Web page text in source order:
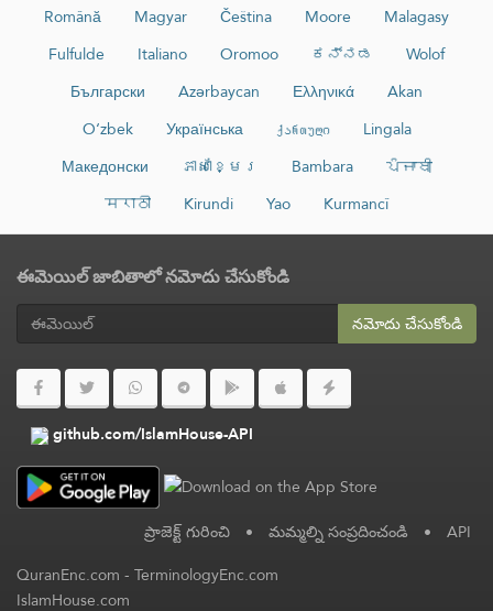
Română
Magyar Čeština Moore
Malagasy
Fulfulde
Italiano Oromoo ಕನ್ನಡ
Wolof
Български
Azərbaycan Ελληνικά
Akan
O‘zbek
Українська ქართული
Lingala
Македонски
ភាសាខ្មែរ Bambara
ਪੰਜਾਬੀ
मराठी
Kirundi Yao Kurmancî
ఈమెయిల్ జాబితాలో నమోదు చేసుకోండి
నమోదు చేసుకోండి
github.com/IslamHouse-API
ప్రాజెక్ట్ గురించి • మమ్మల్ని సంప్రదించండి • API
QuranEnc.com-TerminologyEnc.com
IslamHouse.com